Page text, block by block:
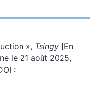
», Tsingy [En
le 21 août 2025,
: